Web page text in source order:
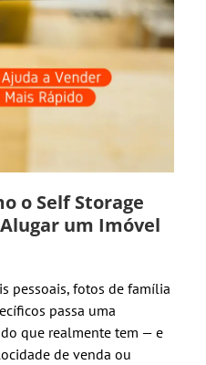
o Self Storage
um Imóvel
pessoais, fotos de família
passa uma
que realmente tem — e
de venda ou